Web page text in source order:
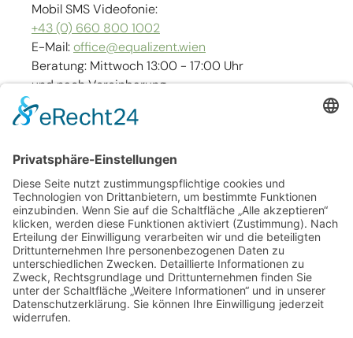
Mobil SMS Videofonie:
+43 (0) 660 800 1002
E-Mail:office@equalizent.wien
Beratung: Mittwoch 13:00 - 17:00 Uhr
und nach Vereinbarung
Kontakt
Impressum
Barrierefreiheit
Sitemap
Datenschutz
AGB